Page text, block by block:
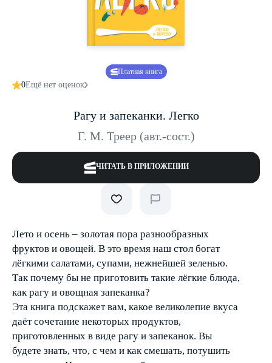
Платная книга
0Ещё нет оценок
Рагу и запеканки. Легко
Г. М. Треер (авт.-сост.)
ЧИТАТЬ В ПРИЛОЖЕНИИ
Лето и осень – золотая пора разнообразных
фруктов и овощей. В это время наш стол богат
лёгкими салатами, супами, нежнейшей зеленью.
Так почему бы не приготовить такие лёгкие блюда,
как рагу и овощная запеканка?
Эта книга подскажет вам, какое великолепие вкуса
даёт сочетание некоторых продуктов,
приготовленных в виде рагу и запеканок. Вы
будете знать, что, с чем и как смешать, потушить